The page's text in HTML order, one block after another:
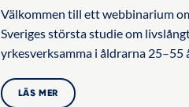
Välkommen till ett webbinarium
Sveriges största studie om
yrkesverksamma i åldrarna 25–55
LÄS MER